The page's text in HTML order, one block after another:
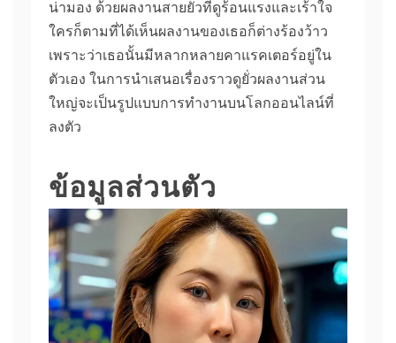
น่ามอง ด้วยผลงานสายยั่วที่ดูร้อนแรงและเร้าใจ
ใครก็ตามที่ได้เห็นผลงานของเธอก็ต่างร้องว้าว
เพราะว่าเธอนั้นมีหลากหลายคาแรคเตอร์อยู่ใน
ตัวเอง ในการนำเสนอเรื่องราวดูยั่วผลงานส่วน
ใหญ่จะเป็นรูปแบบการทำงานบนโลกออนไลน์ที่
ลงตัว
ข้อมูลส่วนตัว